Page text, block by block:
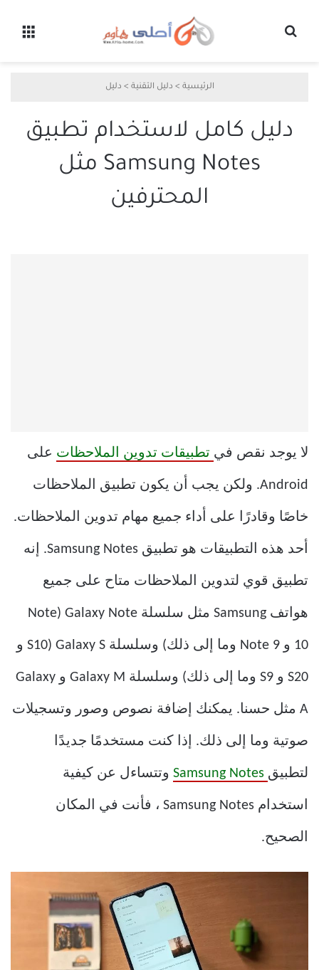
الرئيسية > دليل التقنية > دليل
دليل كامل لاستخدام تطبيق
Samsung Notes مثل
المحترفين
لا يوجد نقص في تطبيقات تدوين الملاحظات على
Android. ولكن يجب أن يكون تطبيق الملاحظات
خاصًا وقادرًا على أداء جميع مهام تدوين الملاحظات.
أحد هذه التطبيقات هو تطبيق Samsung Notes. إنه
تطبيق قوي لتدوين الملاحظات متاح على جميع
هواتف Samsung مثل سلسلة Galaxy Note (Note
10 و Note 9 وما إلى ذلك) وسلسلة Galaxy S (S10 و
S20 و S9 وما إلى ذلك) وسلسلة Galaxy M و Galaxy
A مثل حسنا. يمكنك إضافة نصوص وصور وتسجيلات
صوتية وما إلى ذلك. إذا كنت مستخدمًا جديدًا
لتطبيق وتتساءل عن كيفية
استخدام Samsung Notes ، فأنت في المكان
الصحيح.